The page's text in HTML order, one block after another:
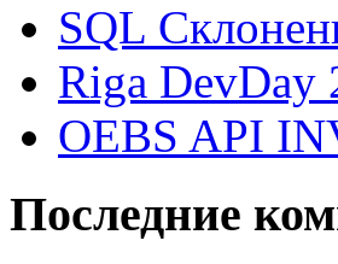
SQL
Riga DevDay
OEBS API
Последние